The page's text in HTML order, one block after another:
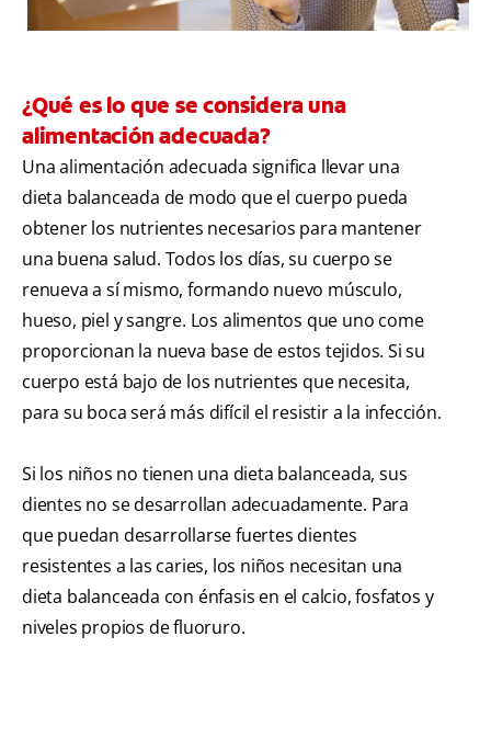
¿Qué es lo que se considera una
alimentación adecuada?
Una alimentación adecuada significa llevar una
dieta balanceada de modo que el cuerpo pueda
obtener los nutrientes necesarios para mantener
una buena salud. Todos los días, su cuerpo se
renueva a sí mismo, formando nuevo músculo,
hueso, piel y sangre. Los alimentos que uno come
proporcionan la nueva base de estos tejidos. Si su
cuerpo está bajo de los nutrientes que necesita,
para su boca será más difícil el resistir a la infección.
Si los niños no tienen una dieta balanceada, sus
dientes no se desarrollan adecuadamente. Para
que puedan desarrollarse fuertes dientes
resistentes a las caries, los niños necesitan una
dieta balanceada con énfasis en el calcio, fosfatos y
niveles propios de fluoruro.